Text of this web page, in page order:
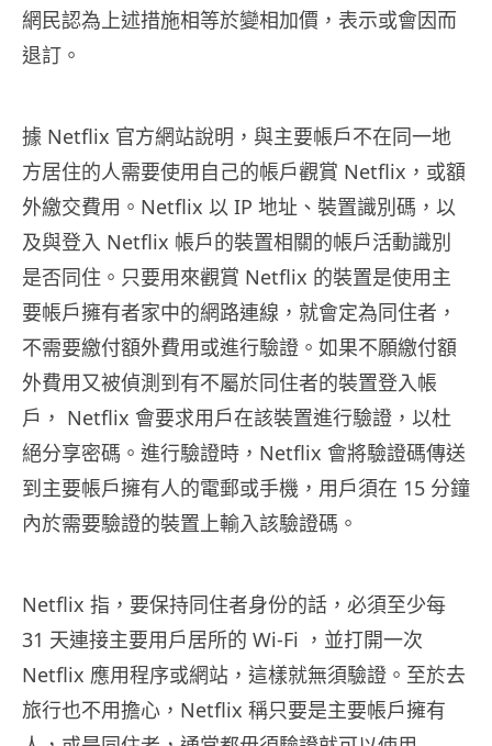
網民認為上述措施相等於變相加價，表示或會因而
退訂。
據 Netflix 官方網站說明，與主要帳戶不在同一地
方居住的人需要使用自己的帳戶觀賞 Netflix，或額
外繳交費用。Netflix 以 IP 地址、裝置識別碼，以
及與登入 Netflix 帳戶的裝置相關的帳戶活動識別
是否同住。只要用來觀賞 Netflix 的裝置是使用主
要帳戶擁有者家中的網路連線，就會定為同住者，
不需要繳付額外費用或進行驗證。如果不願繳付額
外費用又被偵測到有不屬於同住者的裝置登入帳
戶， Netflix 會要求用戶在該裝置進行驗證，以杜
絕分享密碼。進行驗證時，Netflix 會將驗證碼傳送
到主要帳戶擁有人的電郵或手機，用戶須在 15 分鐘
內於需要驗證的裝置上輸入該驗證碼。
Netflix 指，要保持同住者身份的話，必須至少每
31 天連接主要用戶居所的 Wi-Fi ，並打開一次
Netflix 應用程序或網站，這樣就無須驗證。至於去
旅行也不用擔心，Netflix 稱只要是主要帳戶擁有